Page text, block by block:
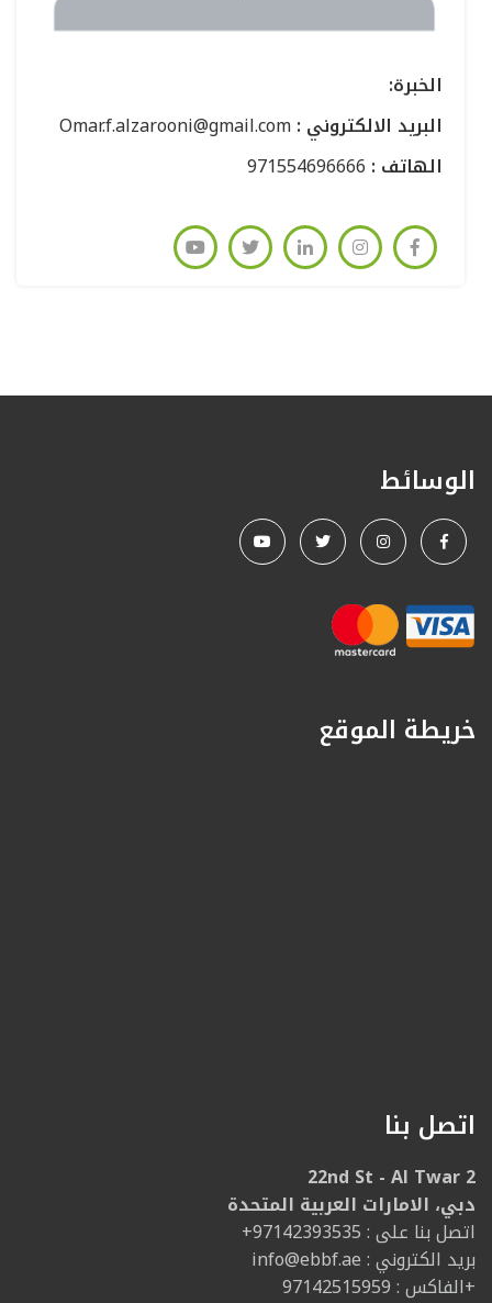
:الخبرة
Omar.f.alzarooni@gmail.com : البريد الالكتروني
971554696666 : الهاتف
الوسائط
خريطة الموقع
اتصل بنا
22nd St - Al Twar 2
دبي، الامارات العربية المتحدة
+97142393535 : اتصل بنا على
info@ebbf.ae : بريد الكتروني
الفاكس : 97142515959+